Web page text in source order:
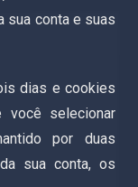
sua conta e suas
dias e cookies
selecionar
por duas
sua conta, os